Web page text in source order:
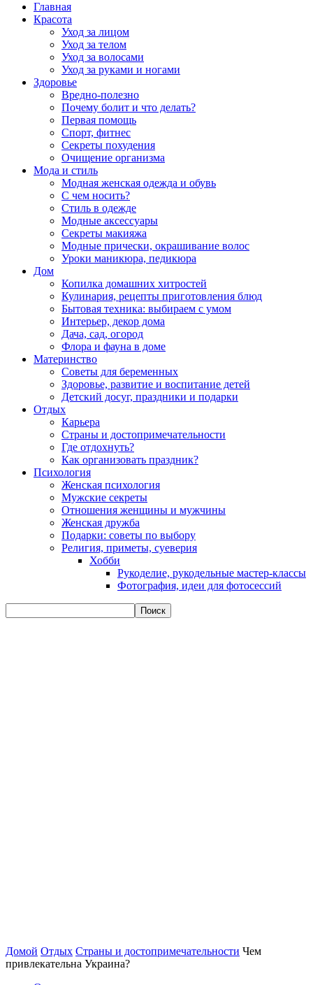
Главная
Красота
Уход за лицом
Уход за телом
Уход за волосами
Уход за руками и ногами
Здоровье
Вредно-полезно
Почему болит и что делать?
Первая помощь
Спорт, фитнес
Секреты похудения
Очищение организма
Мода и стиль
Модная женская одежда и обувь
С чем носить?
Стиль в одежде
Модные аксессуары
Секреты макияжа
Модные прически, окрашивание волос
Уроки маникюра, педикюра
Дом
Копилка домашних хитростей
Кулинария, рецепты приготовления блюд
Бытовая техника: выбираем с умом
Интерьер, декор дома
Дача, сад, огород
Флора и фауна в доме
Материнство
Советы для беременных
Здоровье, развитие и воспитание детей
Детский досуг, праздники и подарки
Отдых
Карьера
Страны и достопримечательности
Где отдохнуть?
Как организовать праздник?
Психология
Женская психология
Мужские секреты
Отношения женщины и мужчины
Женская дружба
Подарки: советы по выбору
Религия, приметы, суеверия
Хобби
Рукоделие, рукодельные мастер-классы
Фотография, идеи для фотосессий
Домой Отдых Страны и достопримечательности Чем
привлекательна Украина?